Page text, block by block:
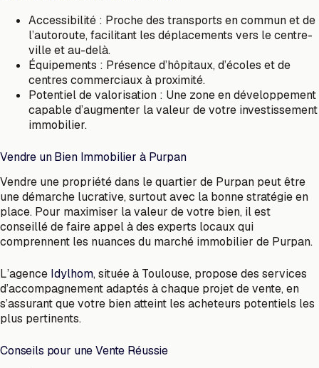
Accessibilité : Proche des transports en commun et de
l’autoroute, facilitant les déplacements vers le centre-
ville et au-delà.
Équipements : Présence d’hôpitaux, d’écoles et de
centres commerciaux à proximité.
Potentiel de valorisation : Une zone en développement
capable d’augmenter la valeur de votre investissement
immobilier.
Vendre un Bien Immobilier à Purpan
Vendre une propriété dans le quartier de Purpan peut être
une démarche lucrative, surtout avec la bonne stratégie en
place. Pour maximiser la valeur de votre bien, il est
conseillé de faire appel à des experts locaux qui
comprennent les nuances du marché immobilier de Purpan.
L’agence Idylhom, située à Toulouse, propose des services
d’accompagnement adaptés à chaque projet de vente, en
s’assurant que votre bien atteint les acheteurs potentiels les
plus pertinents.
Conseils pour une Vente Réussie